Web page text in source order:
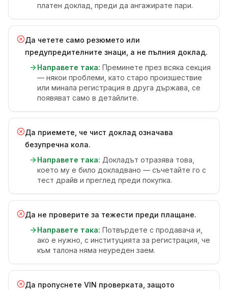
платен доклад, преди да ангажирате пари.
Да четете само резюмето или
предупредителните знаци, а не пълния доклад.
Направете така: Преминете през всяка секция
— някои проблеми, като старо произшествие
или минала регистрация в друга държава, се
появяват само в детайлите.
Да приемете, че чист доклад означава
безупречна кола.
Направете така: Докладът отразява това,
което му е било докладвано — съчетайте го с
тест драйв и преглед преди покупка.
Да не проверите за тежести преди плащане.
Направете така: Потвърдете с продавача и,
ако е нужно, с институцията за регистрация, че
към талона няма неуреден заем.
Да пропуснете VIN проверката, защото